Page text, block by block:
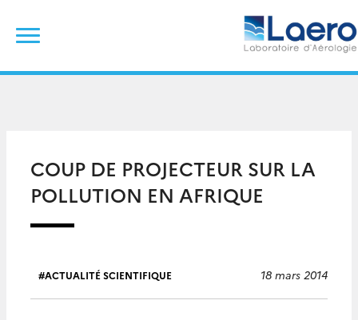
content
COUP DE PROJECTEUR SUR LA
POLLUTION EN AFRIQUE
ACTUALITÉ SCIENTIFIQUE 18 mars 2014